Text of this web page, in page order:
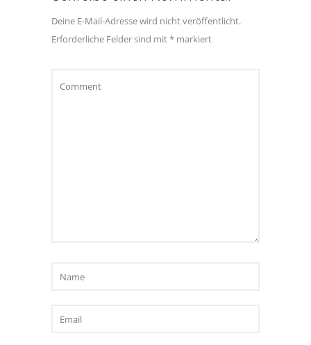
Deine E-Mail-Adresse wird nicht veröffentlicht.
Erforderliche Felder sind mit* markiert